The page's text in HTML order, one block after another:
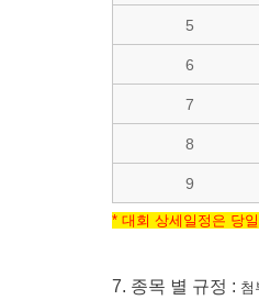
5
6
7
8
9
* 대회 상세일정은 당
7. 종목 별 규정 : 첨